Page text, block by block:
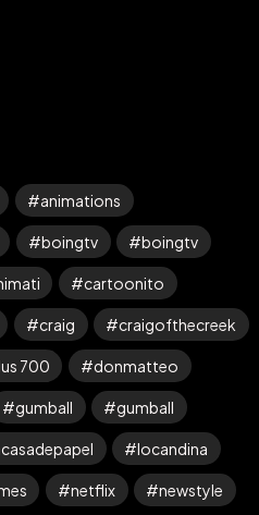
animations
boingtv boingtv
cartoonito
craig craigofthecreek
700 donmatteo
gumball gumball
locandina
netflix newstyle
i Miei
?